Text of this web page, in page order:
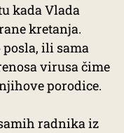
kada Vlada
kretanja.
ili sama
virusa čime
porodice.
radnika iz